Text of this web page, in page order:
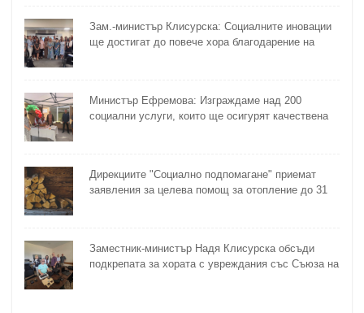
Зам.-министър Клисурска: Социалните иновации
ще достигат до повече хора благодарение на
Министър Ефремова: Изграждаме над 200
социални услуги, които ще осигурят качествена
Дирекциите "Социално подпомагане" приемат
заявления за целева помощ за отопление до 31
Заместник-министър Надя Клисурска обсъди
подкрепата за хората с увреждания със Съюза на